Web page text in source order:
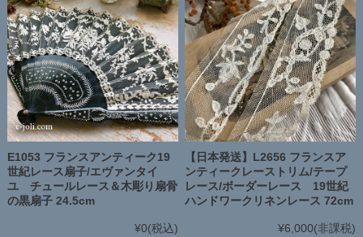
E1053 フランスアンティーク19
世紀レース扇子/エヴァンタイ
ユ チュールレース＆木彫り扇骨
の黒扇子 24.5cm
¥0(税込)
【日本発送】L2656 フランスア
ンティークレーストリム/テープ
レース/ボーダーレース 19世紀
ハンドワークリネンレース 72cm
¥6,000(非課税)